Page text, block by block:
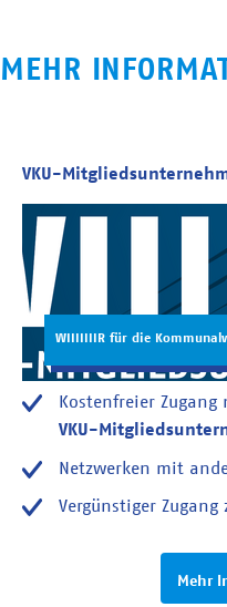
MEHR
WIIIIIIIR für die
Kostenfreier Zugang
VKU-
Netzwerken mit
Vergünstiger Zugang
Mehr